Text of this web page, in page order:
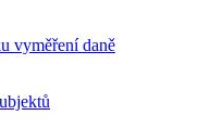
vyměření daně